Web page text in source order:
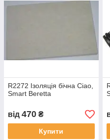
R2272 Ізоляція бічна Ciao,
Smart Beretta
від 470 ₴
Купити